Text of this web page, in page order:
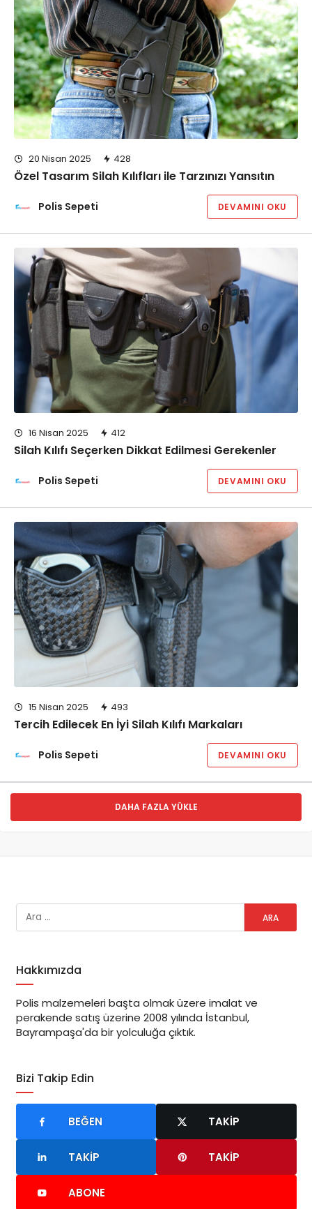
20 Nisan 2025 428
Özel Tasarım Silah Kılıfları ile Tarzınızı Yansıtın
Polis Sepeti DEVAMINI OKU
16 Nisan 2025 412
Silah Kılıfı Seçerken Dikkat Edilmesi Gerekenler
Polis Sepeti DEVAMINI OKU
15 Nisan 2025 493
Tercih Edilecek En İyi Silah Kılıfı Markaları
Polis Sepeti DEVAMINI OKU
DAHA FAZLA YÜKLE
Hakkımızda
Polis malzemeleri başta olmak üzere imalat ve
perakende satış üzerine 2008 yılında İstanbul,
Bayrampaşa'da bir yolculuğa çıktık.
Bizi Takip Edin
BEĞEN TAKIP
TAKIP TAKIP
ABONE